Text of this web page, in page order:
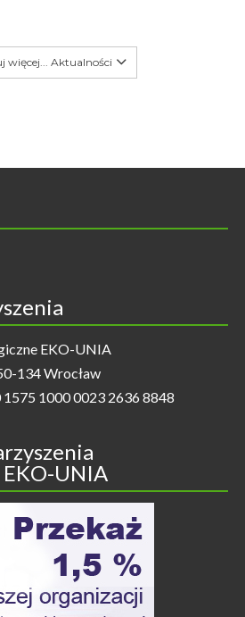
więcej... Aktualności
EKO-UNIA
134 Wrocław
1000 0023 2636 8848
UNIA